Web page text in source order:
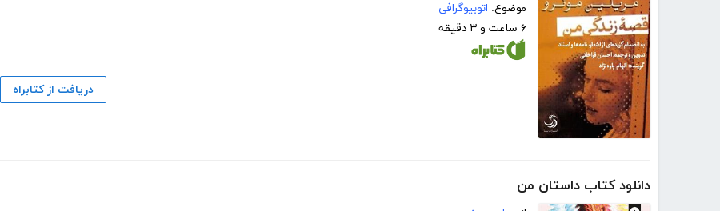
موضوع: اتوبیوگرافی
۶ ساعت و ۳ دقیقه
دریافت از کتابراه
دانلود کتاب داستان من